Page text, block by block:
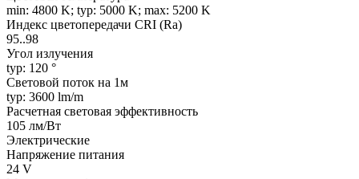
min: 4800 K; typ: 5000 K; max: 5200 K
Индекс цветопередачи CRI (Ra)
95..98
Угол излучения
typ: 120 °
Световой поток на 1м
typ: 3600 lm/m
Расчетная световая эффективность
105 лм/Вт
Электрические
Напряжение питания
24 V